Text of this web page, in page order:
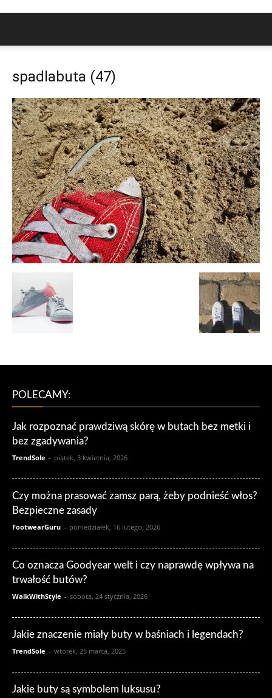
spadlabuta (47)
POLECAMY:
Jak rozpoznać prawdziwą skórę w butach bez metki i
bez zgadywania?
TrendSole - piątek, 3 kwietnia, 2026
Czy można prasować zamsz parą, żeby podnieść włos?
Bezpieczne zasady
FootwearGuru - poniedziałek, 16 lutego, 2026
Co oznacza Goodyear welt i czy naprawdę wpływa na
trwałość butów?
WalkWithStyle - sobota, 24 stycznia, 2026
Jakie znaczenie miały buty w baśniach i legendach?
TrendSole - wtorek, 25 marca, 2025
Jakie buty są symbolem luksusu?